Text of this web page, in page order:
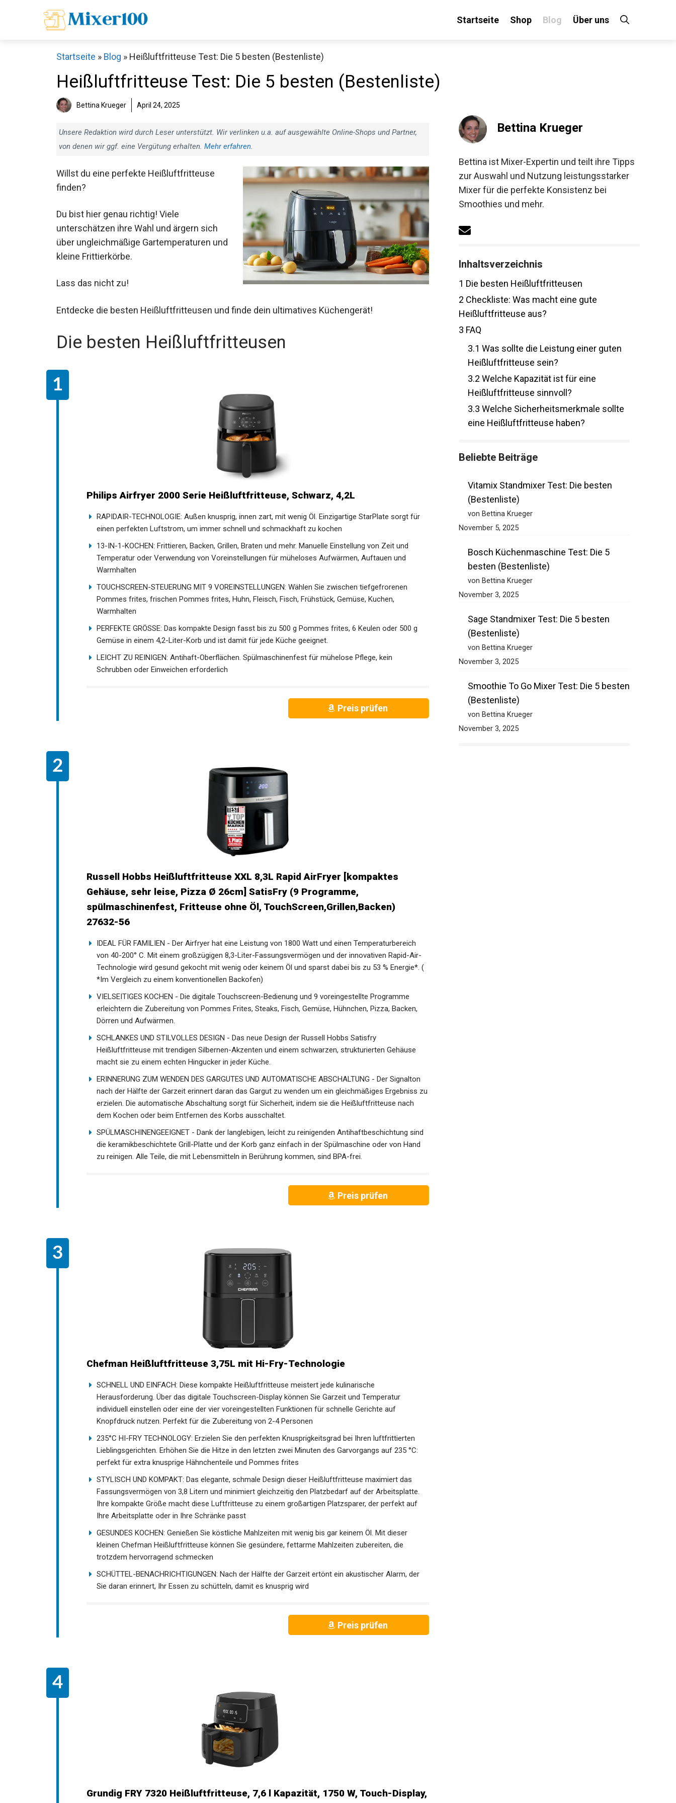
Startseite Shop Blog Über uns
Startseite » Blog » Heißluftfritteuse Test: Die 5 besten (Bestenliste)
Heißluftfritteuse Test: Die 5 besten (Bestenliste)
Bettina Krueger April 24, 2025
Unsere Redaktion wird durch Leser unterstützt. Wir verlinken u.a. auf ausgewählte Online-Shops und Partner,
von denen wir ggf. eine Vergütung erhalten. Mehr erfahren.
Willst du eine perfekte Heißluftfritteuse
finden?
Du bist hier genau richtig! Viele
unterschätzen ihre Wahl und ärgern sich
über ungleichmäßige Gartemperaturen und
kleine Frittierkörbe.
Lass das nicht zu!
Entdecke die besten Heißluftfritteusen und finde dein ultimatives Küchengerät!
Die besten Heißluftfritteusen
Philips Airfryer 2000 Serie Heißluftfritteuse, Schwarz, 4,2L
RAPIDAIR-TECHNOLOGIE: Außen knusprig, innen zart, mit wenig Öl. Einzigartige StarPlate sorgt für
einen perfekten Luftstrom, um immer schnell und schmackhaft zu kochen
13-IN-1-KOCHEN: Frittieren, Backen, Grillen, Braten und mehr. Manuelle Einstellung von Zeit und
Temperatur oder Verwendung von Voreinstellungen für müheloses Aufwärmen, Auftauen und
Warmhalten
TOUCHSCREEN-STEUERUNG MIT 9 VOREINSTELLUNGEN: Wählen Sie zwischen tiefgefrorenen
Pommes frites, frischen Pommes frites, Huhn, Fleisch, Fisch, Frühstück, Gemüse, Kuchen,
Warmhalten
PERFEKTE GRÖSSE: Das kompakte Design fasst bis zu 500 g Pommes frites, 6 Keulen oder 500 g
Gemüse in einem 4,2-Liter-Korb und ist damit für jede Küche geeignet.
LEICHT ZU REINIGEN: Antihaft-Oberflächen. Spülmaschinenfest für mühelose Pflege, kein
Schrubben oder Einweichen erforderlich
Preis prüfen
Russell Hobbs Heißluftfritteuse XXL 8,3L Rapid AirFryer [kompaktes
Gehäuse, sehr leise, Pizza Ø 26cm] SatisFry (9 Programme,
spülmaschinenfest, Fritteuse ohne Öl, TouchScreen,Grillen,Backen)
27632-56
IDEAL FÜR FAMILIEN - Der Airfryer hat eine Leistung von 1800 Watt und einen Temperaturbereich
von 40-200° C. Mit einem großzügigen 8,3-Liter-Fassungsvermögen und der innovativen Rapid-Air-
Technologie wird gesund gekocht mit wenig oder keinem Öl und sparst dabei bis zu 53 % Energie*. (
*Im Vergleich zu einem konventionellen Backofen)
VIELSEITIGES KOCHEN - Die digitale Touchscreen-Bedienung und 9 voreingestellte Programme
erleichtern die Zubereitung von Pommes Frites, Steaks, Fisch, Gemüse, Hühnchen, Pizza, Backen,
Dörren und Aufwärmen.
SCHLANKES UND STILVOLLES DESIGN - Das neue Design der Russell Hobbs Satisfry
Heißluftfritteuse mit trendigen Silbernen-Akzenten und einem schwarzen, strukturierten Gehäuse
macht sie zu einem echten Hingucker in jeder Küche.
ERINNERUNG ZUM WENDEN DES GARGUTES UND AUTOMATISCHE ABSCHALTUNG - Der Signalton
nach der Hälfte der Garzeit erinnert daran das Gargut zu wenden um ein gleichmäßiges Ergebniss zu
erzielen. Die automatische Abschaltung sorgt für Sicherheit, indem sie die Heißluftfritteuse nach
dem Kochen oder beim Entfernen des Korbs ausschaltet.
SPÜLMASCHINENGEEIGNET - Dank der langlebigen, leicht zu reinigenden Antihaftbeschichtung sind
die keramikbeschichtete Grill-Platte und der Korb ganz einfach in der Spülmaschine oder von Hand
zu reinigen. Alle Teile, die mit Lebensmitteln in Berührung kommen, sind BPA-frei.
Preis prüfen
Chefman Heißluftfritteuse 3,75L mit Hi-Fry-Technologie
SCHNELL UND EINFACH: Diese kompakte Heißluftfritteuse meistert jede kulinarische
Herausforderung. Über das digitale Touchscreen-Display können Sie Garzeit und Temperatur
individuell einstellen oder eine der vier voreingestellten Funktionen für schnelle Gerichte auf
Knopfdruck nutzen. Perfekt für die Zubereitung von 2-4 Personen
235°C HI-FRY TECHNOLOGY: Erzielen Sie den perfekten Knusprigkeitsgrad bei Ihren luftfrittierten
Lieblingsgerichten. Erhöhen Sie die Hitze in den letzten zwei Minuten des Garvorgangs auf 235 °C:
perfekt für extra knusprige Hähnchenteile und Pommes frites
STYLISCH UND KOMPAKT: Das elegante, schmale Design dieser Heißluftfritteuse maximiert das
Fassungsvermögen von 3,8 Litern und minimiert gleichzeitig den Platzbedarf auf der Arbeitsplatte.
Ihre kompakte Größe macht diese Luftfritteuse zu einem großartigen Platzsparer, der perfekt auf
Ihre Arbeitsplatte oder in Ihre Schränke passt
GESUNDES KOCHEN: Genießen Sie köstliche Mahlzeiten mit wenig bis gar keinem Öl. Mit dieser
kleinen Chefman Heißluftfritteuse können Sie gesündere, fettarme Mahlzeiten zubereiten, die
trotzdem hervorragend schmecken
SCHÜTTEL-BENACHRICHTIGUNGEN: Nach der Hälfte der Garzeit ertönt ein akustischer Alarm, der
Sie daran erinnert, Ihr Essen zu schütteln, damit es knusprig wird
Preis prüfen
Grundig FRY 7320 Heißluftfritteuse, 7,6 l Kapazität, 1750 W, Touch-Display,
Bettina Krueger
Bettina ist Mixer-Expertin und teilt ihre Tipps
zur Auswahl und Nutzung leistungsstarker
Mixer für die perfekte Konsistenz bei
Smoothies und mehr.
Inhaltsverzeichnis
1 Die besten Heißluftfritteusen
2 Checkliste: Was macht eine gute
Heißluftfritteuse aus?
3 FAQ
3.1 Was sollte die Leistung einer guten
Heißluftfritteuse sein?
3.2 Welche Kapazität ist für eine
Heißluftfritteuse sinnvoll?
3.3 Welche Sicherheitsmerkmale sollte
eine Heißluftfritteuse haben?
Beliebte Beiträge
Vitamix Standmixer Test: Die besten
(Bestenliste)
von Bettina Krueger
November 5, 2025
Bosch Küchenmaschine Test: Die 5
besten (Bestenliste)
von Bettina Krueger
November 3, 2025
Sage Standmixer Test: Die 5 besten
(Bestenliste)
von Bettina Krueger
November 3, 2025
Smoothie To Go Mixer Test: Die 5 besten
(Bestenliste)
von Bettina Krueger
November 3, 2025